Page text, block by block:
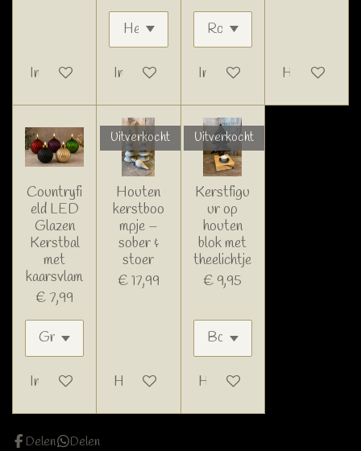
In winkelwagen In winkelwagen In winkelwagen Houd mij op
Countryfi
eld LED
Glazen
Kerstbal
met
kaarsvlam
€ 7,99
In winkelwagen
Uitverkocht
Houten
kerstboo
mpje –
sober &
stoer
€ 17,99
Houd mij op de hoogte
Uitverkocht
Kerstfigu
ur op
houten
blok met
theelichtje
€ 9,95
Houd mij op de hoogte
Delen Delen